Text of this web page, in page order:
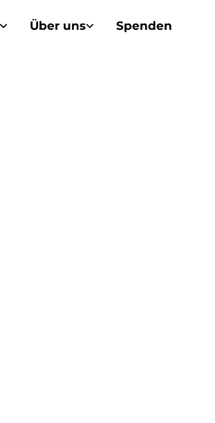
Über uns Spenden